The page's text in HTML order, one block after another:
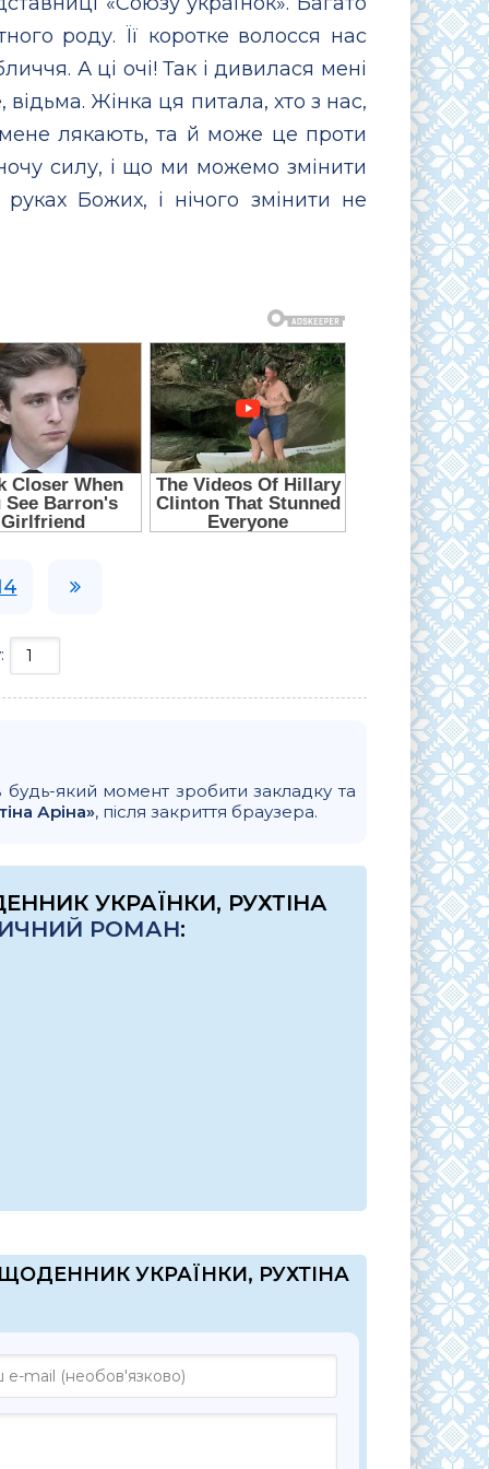
роду. Її коротке волосся нас
А ці очі! Так і дивилася мені
Жінка ця питала, хто з нас,
мене лякають, та й може це проти
силу, і що ми можемо змінити
Божих, і нічого змінити не
який момент зробити закладку та
Аріна», після закриття браузера.
УКРАЇНКИ, РУХТІНА
РОМАН:
УКРАЇНКИ, РУХТІНА